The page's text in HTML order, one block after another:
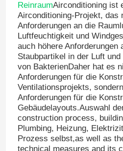
ReinraumAirconditioning ist
Airconditioning-Projekt, das
Anforderungen an die
Luftfeuchtigkeit und
auch höhere Anforderungen
Staubpartikel in der Luft
von BakterienDaher hat es
Anforderungen für die
Ventilationsprojekts,
Anforderungen für die
Gebäudelayouts.Auswahl
construction process,
Plumbing, Heizung,
Prozess selbst,as well as
technical measures and its